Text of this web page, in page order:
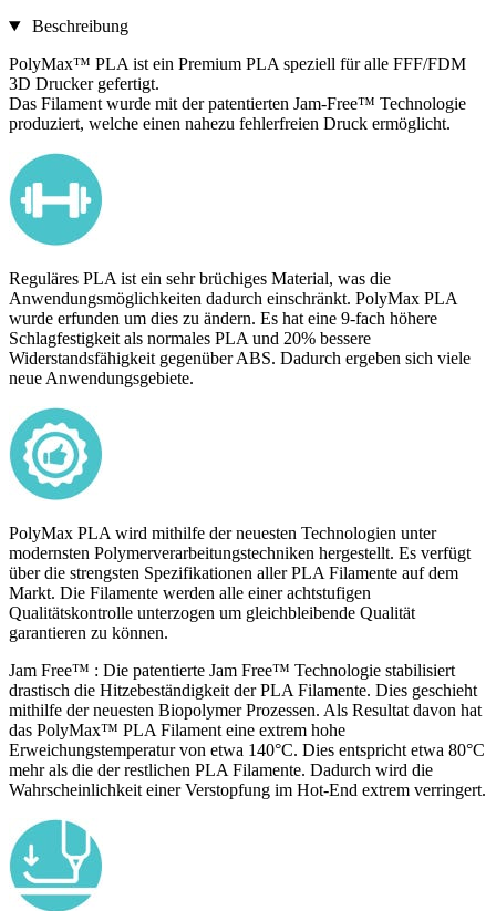
Beschreibung
PolyMax™ PLA ist ein Premium PLA speziell für alle FFF/FDM
3D Drucker gefertigt.
Das Filament wurde mit der patentierten Jam-Free™ Technologie
produziert, welche einen nahezu fehlerfreien Druck ermöglicht.
Reguläres PLA ist ein sehr brüchiges Material, was die
Anwendungsmöglichkeiten dadurch einschränkt. PolyMax PLA
wurde erfunden um dies zu ändern. Es hat eine 9-fach höhere
Schlagfestigkeit als normales PLA und 20% bessere
Widerstandsfähigkeit gegenüber ABS. Dadurch ergeben sich viele
neue Anwendungsgebiete.
PolyMax PLA wird mithilfe der neuesten Technologien unter
modernsten Polymerverarbeitungstechniken hergestellt. Es verfügt
über die strengsten Spezifikationen aller PLA Filamente auf dem
Markt. Die Filamente werden alle einer achtstufigen
Qualitätskontrolle unterzogen um gleichbleibende Qualität
garantieren zu können.
Jam Free™ : Die patentierte Jam Free™ Technologie stabilisiert
drastisch die Hitzebeständigkeit der PLA Filamente. Dies geschieht
mithilfe der neuesten Biopolymer Prozessen. Als Resultat davon hat
das PolyMax™ PLA Filament eine extrem hohe
Erweichungstemperatur von etwa 140°C. Dies entspricht etwa 80°C
mehr als die der restlichen PLA Filamente. Dadurch wird die
Wahrscheinlichkeit einer Verstopfung im Hot-End extrem verringert.